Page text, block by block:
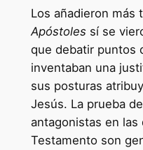
Los añadieron más
Apóstoles sí se
que debatir puntos
inventaban una
sus posturas
Jesús. La prueba
antagonistas en
Testamento son